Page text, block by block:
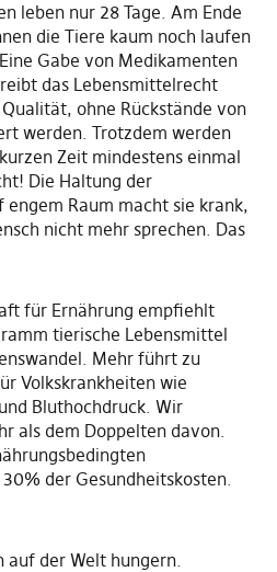
leben nur 28 Tage. Am Ende
die Tiere kaum noch laufen
Gabe von Medikamenten
das Lebensmittelrecht
ohne Rückstände von
werden. Trotzdem werden
Zeit mindestens einmal
Die Haltung der
Raum macht sie krank,
nicht mehr sprechen. Das
für Ernährung empfiehlt
tierische Lebensmittel
Mehr führt zu
Volkskrankheiten wie
Bluthochdruck. Wir
als dem Doppelten davon.
der Gesundheitskosten.
auf der Welt hungern.